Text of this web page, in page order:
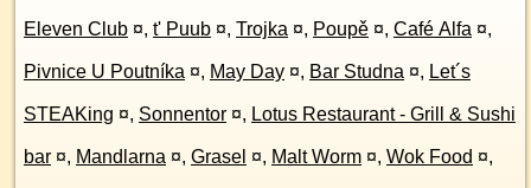
Eleven Club ¤, t' Puub ¤, Trojka ¤, Poupě ¤, Café Alfa ¤,
Pivnice U Poutníka ¤, May Day ¤, Bar Studna ¤, Let´s
STEAKing ¤, Sonnentor ¤, Lotus Restaurant - Grill & Sushi
bar ¤, Mandlarna ¤, Grasel ¤, Malt Worm ¤, Wok Food ¤,